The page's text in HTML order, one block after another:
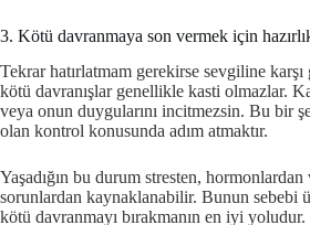
3. Kötü davranmaya son vermek için
Tekrar hatırlatmam gerekirse sevgiline
kötü davranışlar genellikle kasti olmazlar.
veya onun duygularını incitmezsin. Bu bir
olan kontrol konusunda adım atmaktır.
Yaşadığın bu durum stresten,
sorunlardan kaynaklanabilir. Bunun sebebi
kötü davranmayı bırakmanın en iyi yoludur.